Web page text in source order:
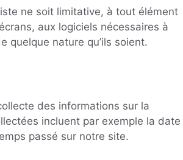
ne soit limitative, à tout élément
aux logiciels nécessaires à
quelque nature qu’ils soient.
des informations sur la
incluent par exemple la date
passé sur notre site.